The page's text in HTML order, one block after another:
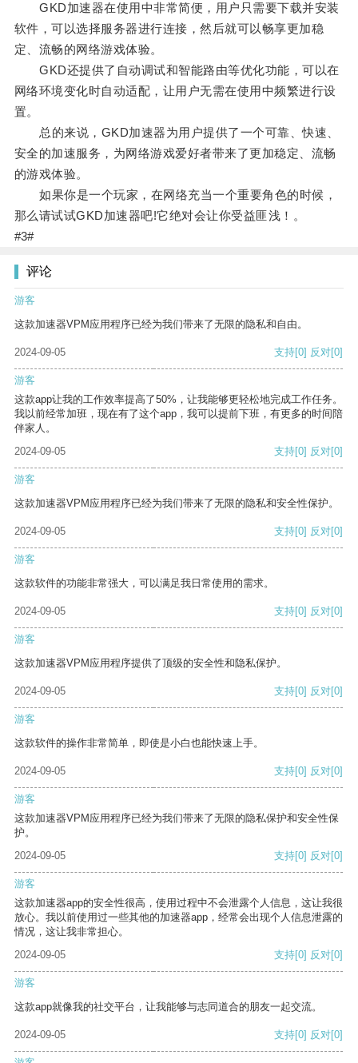
GKD加速器在使用中非常简便，用户只需要下载并安装
软件，可以选择服务器进行连接，然后就可以畅享更加稳
定、流畅的网络游戏体验。
GKD还提供了自动调试和智能路由等优化功能，可以在
网络环境变化时自动适配，让用户无需在使用中频繁进行设
置。
总的来说，GKD加速器为用户提供了一个可靠、快速、
安全的加速服务，为网络游戏爱好者带来了更加稳定、流畅
的游戏体验。
如果你是一个玩家，在网络充当一个重要角色的时候，
那么请试试GKD加速器吧!它绝对会让你受益匪浅！。
#3#
评论
游客
这款加速器VPM应用程序已经为我们带来了无限的隐私和自由。
2024-09-05 支持[0] 反对[0]
游客
这款app让我的工作效率提高了50%，让我能够更轻松地完成工作任务。
我以前经常加班，现在有了这个app，我可以提前下班，有更多的时间陪
伴家人。
2024-09-05
支持[0] 反对[0]
游客
这款加速器VPM应用程序已经为我们带来了无限的隐私和安全性保护。
2024-09-05 支持[0] 反对[0]
游客
这款软件的功能非常强大，可以满足我日常使用的需求。
2024-09-05 支持[0] 反对[0]
游客
这款加速器VPM应用程序提供了顶级的安全性和隐私保护。
2024-09-05 支持[0] 反对[0]
游客
这款软件的操作非常简单，即使是小白也能快速上手。
2024-09-05 支持[0] 反对[0]
游客
这款加速器VPM应用程序已经为我们带来了无限的隐私保护和安全性保
护。
2024-09-05
支持[0] 反对[0]
游客
这款加速器app的安全性很高，使用过程中不会泄露个人信息，这让我很
放心。我以前使用过一些其他的加速器app，经常会出现个人信息泄露的
情况，这让我非常担心。
2024-09-05
支持[0] 反对[0]
游客
这款app就像我的社交平台，让我能够与志同道合的朋友一起交流。
2024-09-05 支持[0] 反对[0]